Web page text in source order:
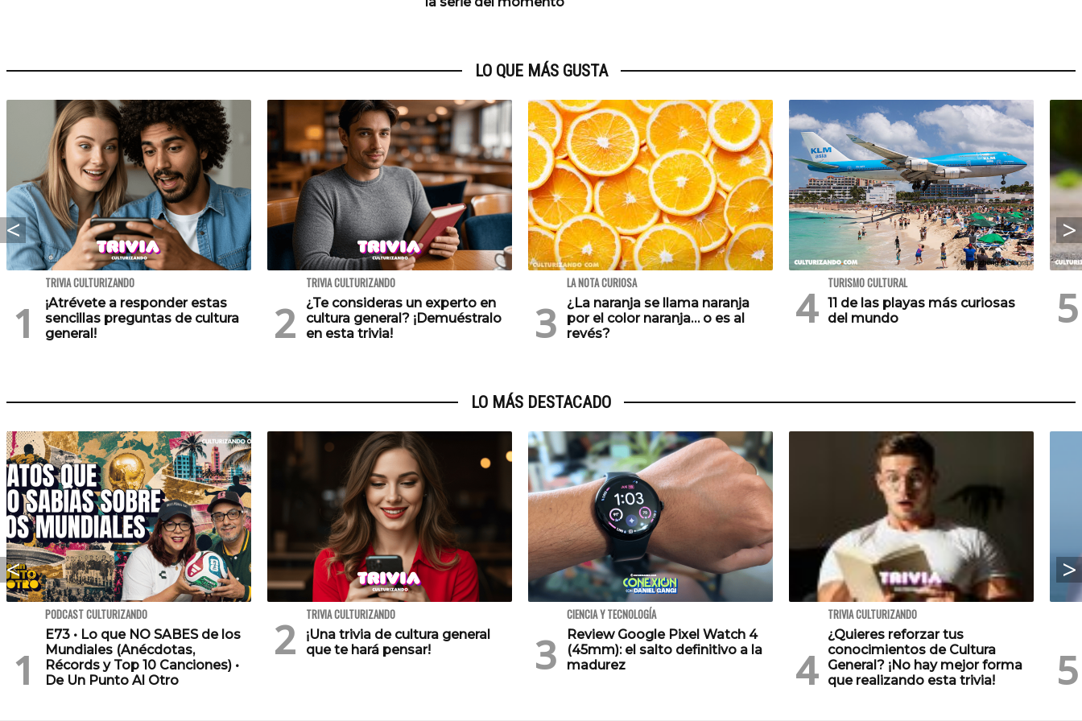
LO QUE MÁS GUSTA
TRIVIA CULTURIZANDO
¡Atrévete a responder estas
sencillas preguntas de cultura
general!
TRIVIA CULTURIZANDO
¿Te consideras un experto en
cultura general? ¡Demuéstralo
en esta trivia!
LA NOTA CURIOSA
¿La naranja se llama naranja
por el color naranja… o es al
revés?
TURISMO CULTURAL
11 de las playas más curiosas
del mundo
LO MÁS DESTACADO
PODCAST CULTURIZANDO
E73 • Lo que NO SABES de los
Mundiales (Anécdotas,
Récords y Top 10 Canciones) •
De Un Punto Al Otro
TRIVIA CULTURIZANDO
¡Una trivia de cultura general
que te hará pensar!
CIENCIA Y TECNOLOGÍA
Review Google Pixel Watch 4
(45mm): el salto definitivo a la
madurez
TRIVIA CULTURIZANDO
¿Quieres reforzar tus
conocimientos de Cultura
General? ¡No hay mejor forma
que realizando esta trivia!